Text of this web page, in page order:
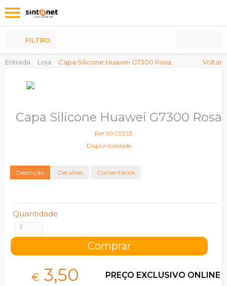
Entrada Loja Capa Silicone Huawei G7300 Rosa Voltar
FILTRO
Capa Silicone Huawei G7300 Rosa
Ref:5003333
Disponibilidade:
Descrição Detalhes Comentários
Quantidade
€ 3,50 PREÇO EXCLUSIVO ONLINE